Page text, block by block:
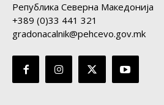
Република Северна Македонија
+389 (0)33 441 321
gradonacalnik@pehcevo.gov.mk